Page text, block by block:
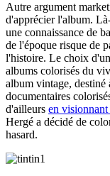
Autre argument
d'apprécier l'album.
une connaissance de
de l'époque risque de
l'histoire. Le choix
albums colorisés du
album vintage,
documentaires
d'ailleurs en
Hergé a décidé de
hasard.